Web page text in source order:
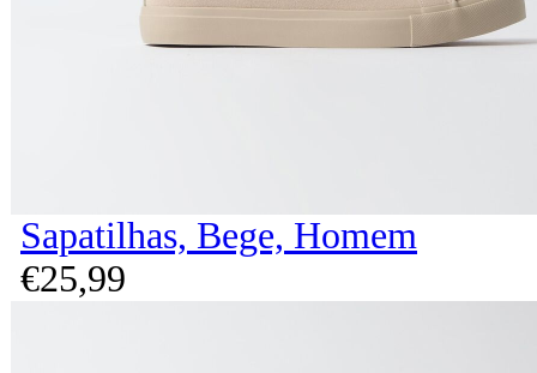
Sapatilhas, Bege, Homem
€25,99